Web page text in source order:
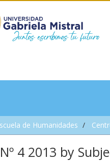
de Humanidades
4 2013 by